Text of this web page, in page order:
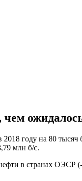
году на 80
млн б/с.
в странах ОЭСР